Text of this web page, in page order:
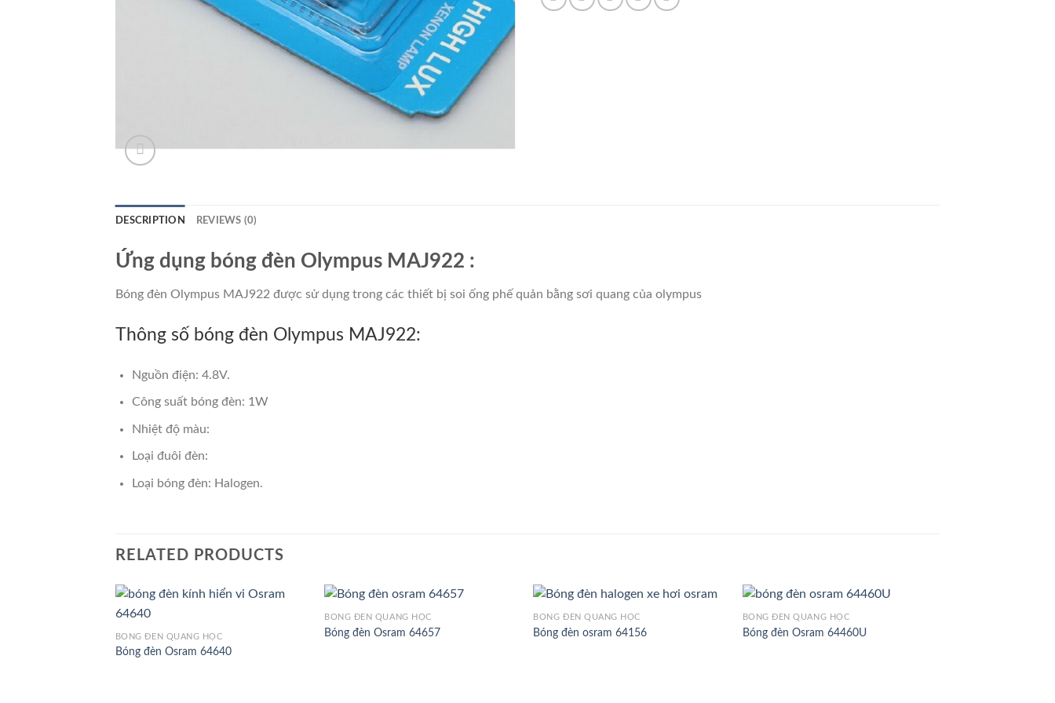
DESCRIPTION REVIEWS (0)
Ứng dụng bóng đèn Olympus MAJ922 :
Bóng đèn Olympus MAJ922 được sử dụng trong các thiết bị soi ống phế quản bằng sơi quang của olympus
Thông số bóng đèn Olympus MAJ922:
Nguồn điện: 4.8V.
Công suất bóng đèn: 1W
Nhiệt độ màu:
Loại đuôi đèn:
Loại bóng đèn: Halogen.
RELATED PRODUCTS
BÓNG ĐÈN QUANG HỌC
Bóng đèn Osram 64640
BÓNG ĐÈN QUANG HỌC
Bóng đèn Osram 64657
BÓNG ĐÈN QUANG HỌC
Bóng đèn osram 64156
BÓNG ĐÈN QUANG HỌC
Bóng đèn Osram 64460U